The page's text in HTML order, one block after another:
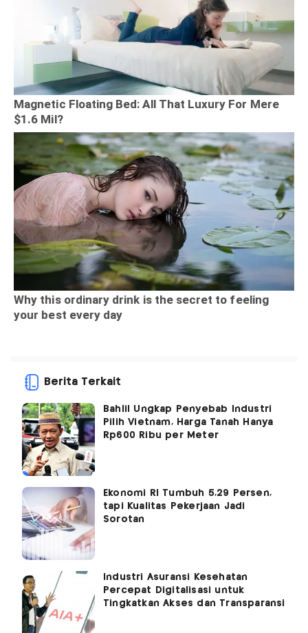
Berita Terkait
Bahlil Ungkap Penyebab Industri
Pilih Vietnam, Harga Tanah Hanya
Rp600 Ribu per Meter
Ekonomi RI Tumbuh 5,29 Persen,
tapi Kualitas Pekerjaan Jadi
Sorotan
Industri Asuransi Kesehatan
Percepat Digitalisasi untuk
Tingkatkan Akses dan Transparansi